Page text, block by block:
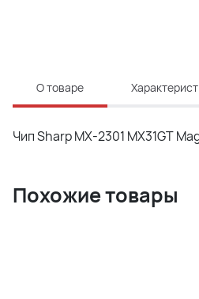
О товаре
Чип Sharp MX-2301 MX31GT
Похожие товары